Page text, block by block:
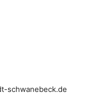
schwanebeck.de